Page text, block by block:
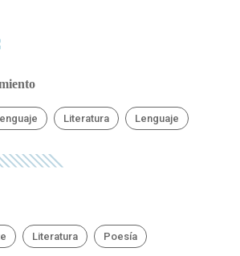
Literatura Lenguaje
Literatura Poesía